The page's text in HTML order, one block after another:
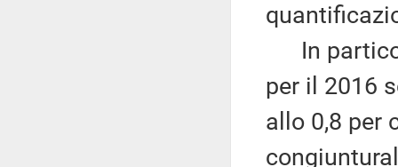
In
per il 2016
allo 0,8 per